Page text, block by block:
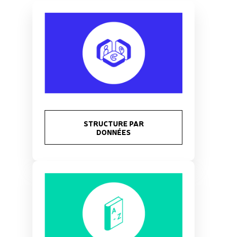
STRUCTURE PAR
DONNÉES